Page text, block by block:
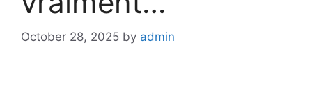
October 28, 2025 by admin